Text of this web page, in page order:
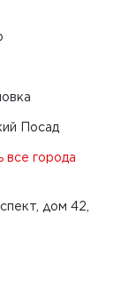
Посад
все города
дом 42,